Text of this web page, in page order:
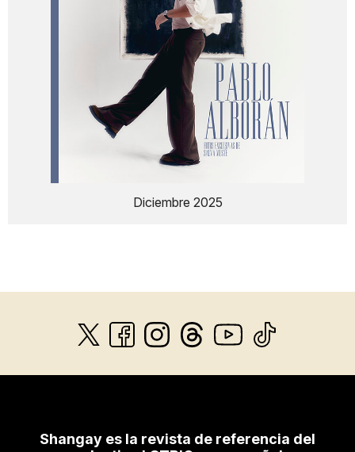
Diciembre 2025
Shangay es la revista de referencia del